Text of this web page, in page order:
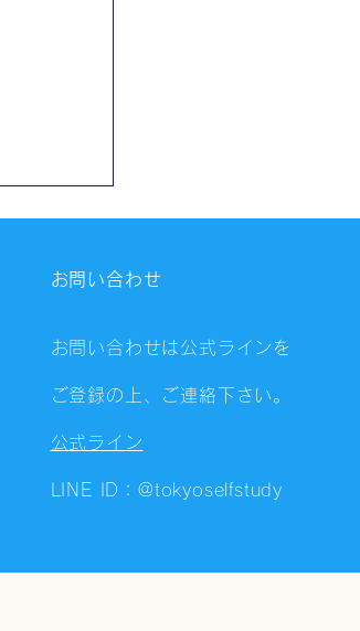
お問い合わせ
お問い合わせは公式ラインを
ご登録の上、ご連絡下さい。
公式ライン
LINE ID：@tokyoselfstudy